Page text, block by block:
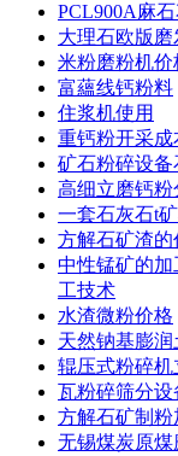
PCL900A麻
大理石欧版
米粉磨粉机
富蘊线钙粉料
住浆机使用
重钙粉开采成
矿石粉碎设
高细立磨钙粉
一套石灰石t
方解石矿渣的
中性锰矿的
工技术
水渣微粉价格
天然钠基膨
辊压式粉碎
瓦粉碎筛分设
方解石矿制
无锡煤炭原煤